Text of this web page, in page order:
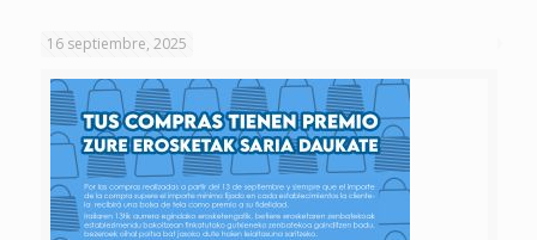
16 septiembre, 2025